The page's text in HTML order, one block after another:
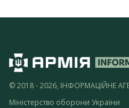
© 2018 - 2026, ІНФОРМАЦІЙНЕ
Міністерство оборони України